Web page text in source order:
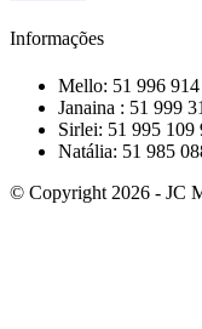
Informações
Mello: 51 996
Janaina : 51 999
Sirlei: 51 995 109
Natália: 51 985
© Copyright 2026 - JC